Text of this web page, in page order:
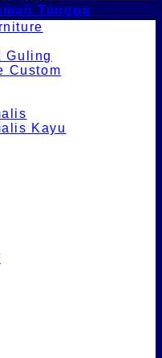
Tangga
Guling
Custom
Kayu